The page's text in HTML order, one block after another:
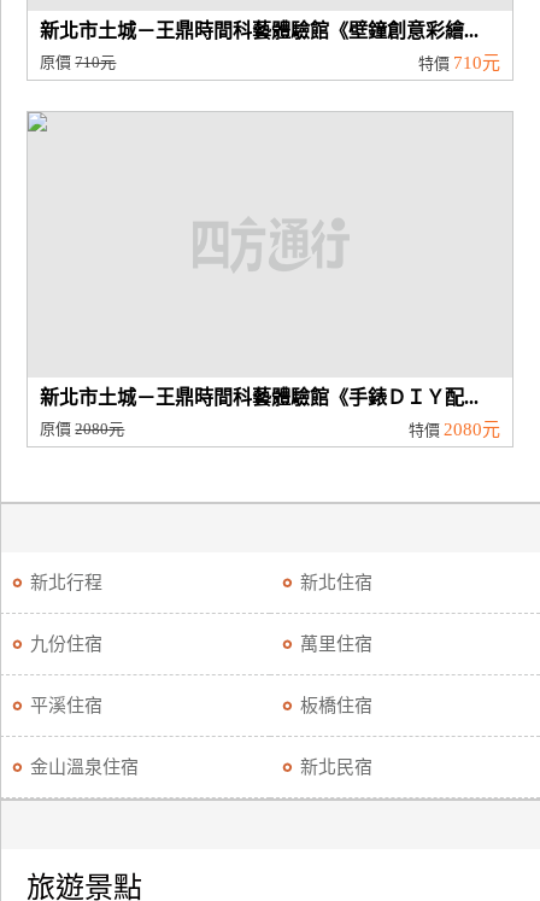
新北市土城－王鼎時間科藝體驗館《壁鐘創意彩繪...
原價710元 特價 710元
新北市土城－王鼎時間科藝體驗館《手錶ＤＩＹ配...
原價2080元 特價 2080元
新北行程 新北住宿
九份住宿 萬里住宿
平溪住宿 板橋住宿
金山溫泉住宿 新北民宿
旅遊景點